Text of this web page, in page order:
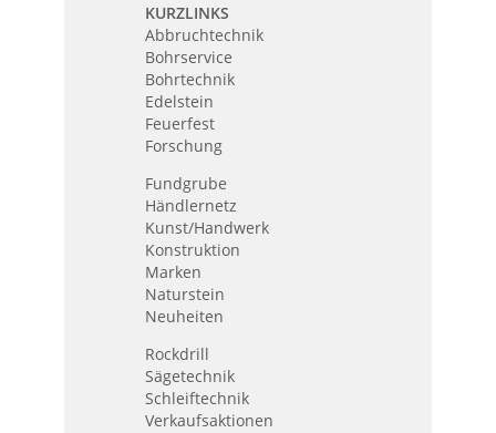
KURZLINKS
Abbruchtechnik
Bohrservice
Bohrtechnik
Edelstein
Feuerfest
Forschung
Fundgrube
Händlernetz
Kunst/Handwerk
Konstruktion
Marken
Naturstein
Neuheiten
Rockdrill
Sägetechnik
Schleiftechnik
Verkaufsaktionen